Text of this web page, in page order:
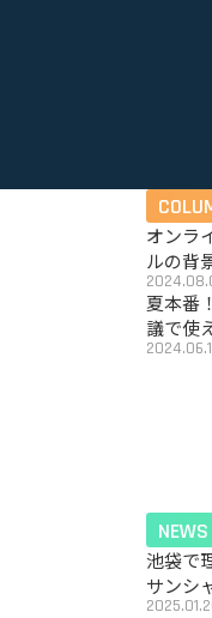
オンラ
ルの背
夏本番
議で使
NEWS
池袋で
サンシ